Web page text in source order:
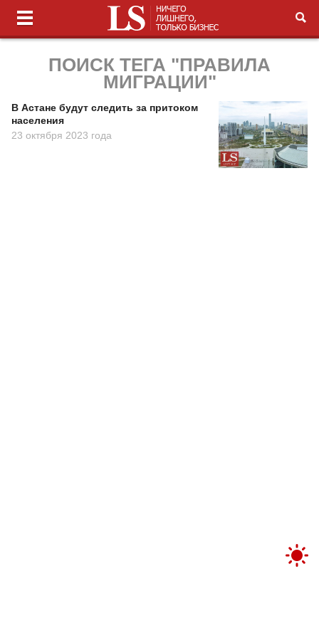
ПОИСК ТЕГА "ПРАВИЛА
МИГРАЦИИ"
В Астане будут следить за притоком
населения
23 октября 2023 года